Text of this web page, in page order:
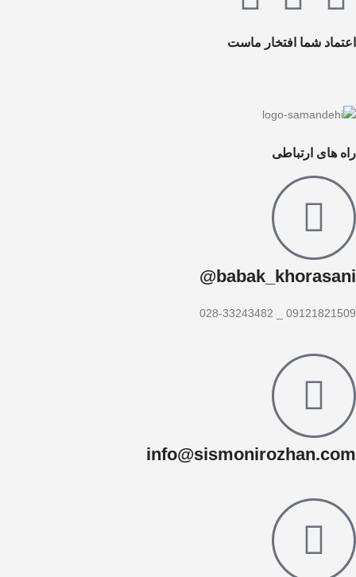
اعتماد شما افتخار ماست
راه های ارتباطی
babak_khorasani@
09121821509 _ 028-33243482
info@sismonirozhan.com